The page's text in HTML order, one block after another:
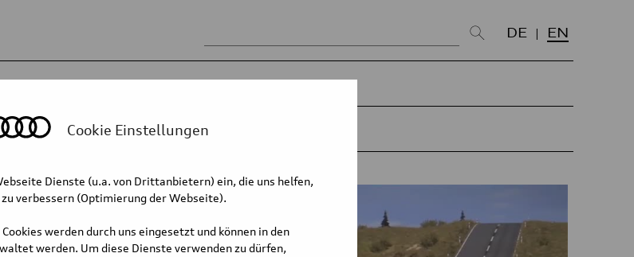
DE EN
Mobility for the future
Cookie Einstellungen
Dienste (u.a. von Drittanbietern) ein, die uns helfen,
verbessern (Optimierung der Webseite).
werden durch uns eingesetzt und können in den
werden. Um diese Dienste verwenden zu dürfen,